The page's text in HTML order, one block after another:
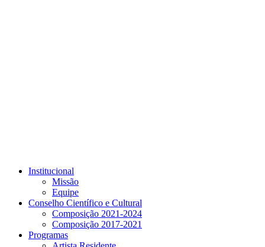
Institucional
Missão
Equipe
Conselho Científico e Cultural
Composição 2021-2024
Composição 2017-2021
Programas